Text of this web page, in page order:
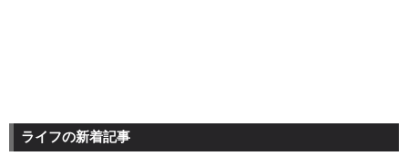
ライフの新着記事